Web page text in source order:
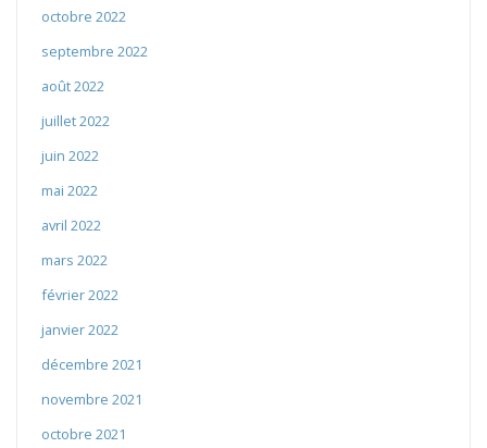
octobre 2022
septembre 2022
août 2022
juillet 2022
juin 2022
mai 2022
avril 2022
mars 2022
février 2022
janvier 2022
décembre 2021
novembre 2021
octobre 2021